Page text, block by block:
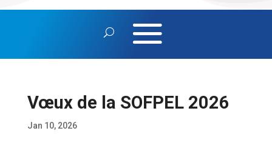
Vœux de la SOFPEL 2026
Jan 10, 2026